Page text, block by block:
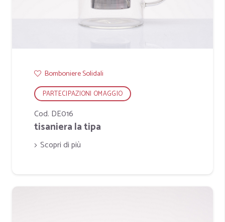
Bomboniere Solidali
PARTECIPAZIONI OMAGGIO
Cod. DE016
tisaniera la tipa
Scopri di più